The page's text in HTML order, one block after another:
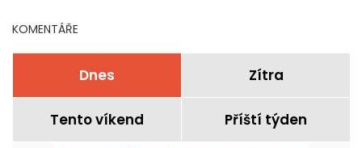
KOMENTÁŘE
Dnes Zítra
Tento víkend Příští týden